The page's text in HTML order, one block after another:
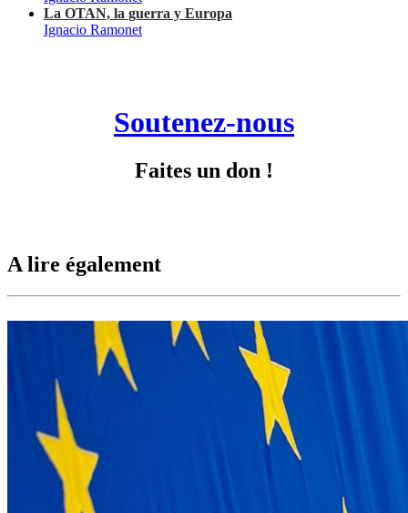
La OTAN, la guerra y Europa
Ignacio Ramonet
Soutenez-nous
Faites un don !
A lire également